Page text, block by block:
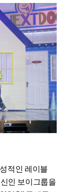
적인 레이블
인 보이그룹을